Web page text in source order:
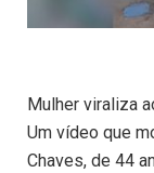
Mulher viraliza
Um vídeo que
Chaves, de 44